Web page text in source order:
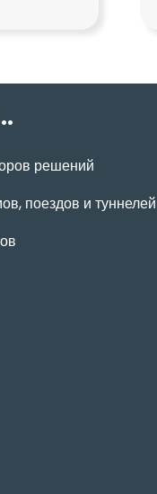
решений
поездов и туннелей